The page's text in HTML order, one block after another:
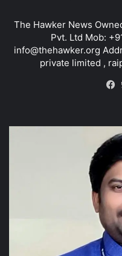
The Hawker News
Pvt. Ltd Mob:
info@thehawker.org
private limited ,